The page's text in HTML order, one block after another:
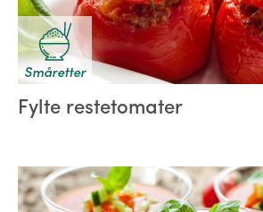
Småretter
Fylte restetomater